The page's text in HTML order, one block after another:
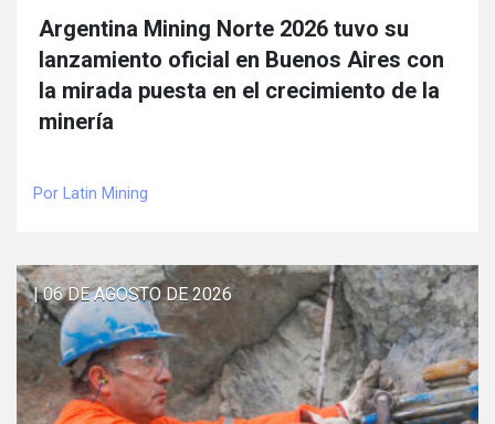
Argentina Mining Norte 2026 tuvo su
lanzamiento oficial en Buenos Aires con
la mirada puesta en el crecimiento de la
minería
Por Latin Mining
| 06 DE AGOSTO DE 2026